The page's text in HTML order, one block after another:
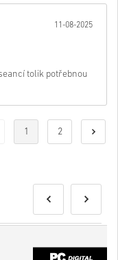
11-08-2025
tolik potřebnou
1 2